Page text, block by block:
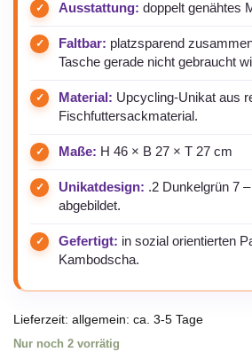
Ausstattung: doppelt genähtes
Faltbar: platzsparend
Tasche gerade nicht gebraucht
Material: Upcycling-Unikat aus
Fischfuttersackmaterial.
Maße: H 46 × B 27 × T 27 cm
Unikatdesign: .2 Dunkelgrün 7
abgebildet.
Gefertigt: in sozial orientierten
Kambodscha.
Lieferzeit: allgemein: ca. 3-5 Tage
Nur noch 2 vorrätig